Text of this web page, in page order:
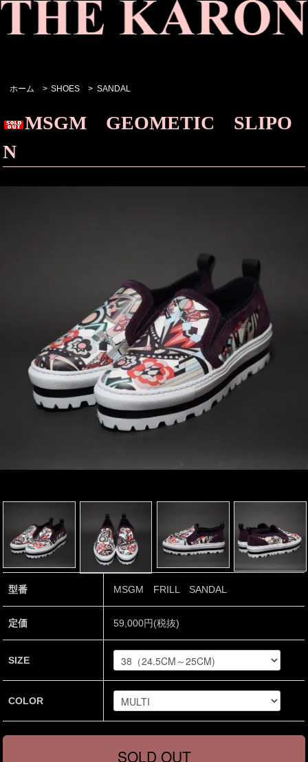
ホーム > SHOES > SANDAL
MSGM GEOMETIC SLIPO
N
型番 MSGM FRILL SANDAL
定価 59,000円(税抜)
SIZE
COLOR